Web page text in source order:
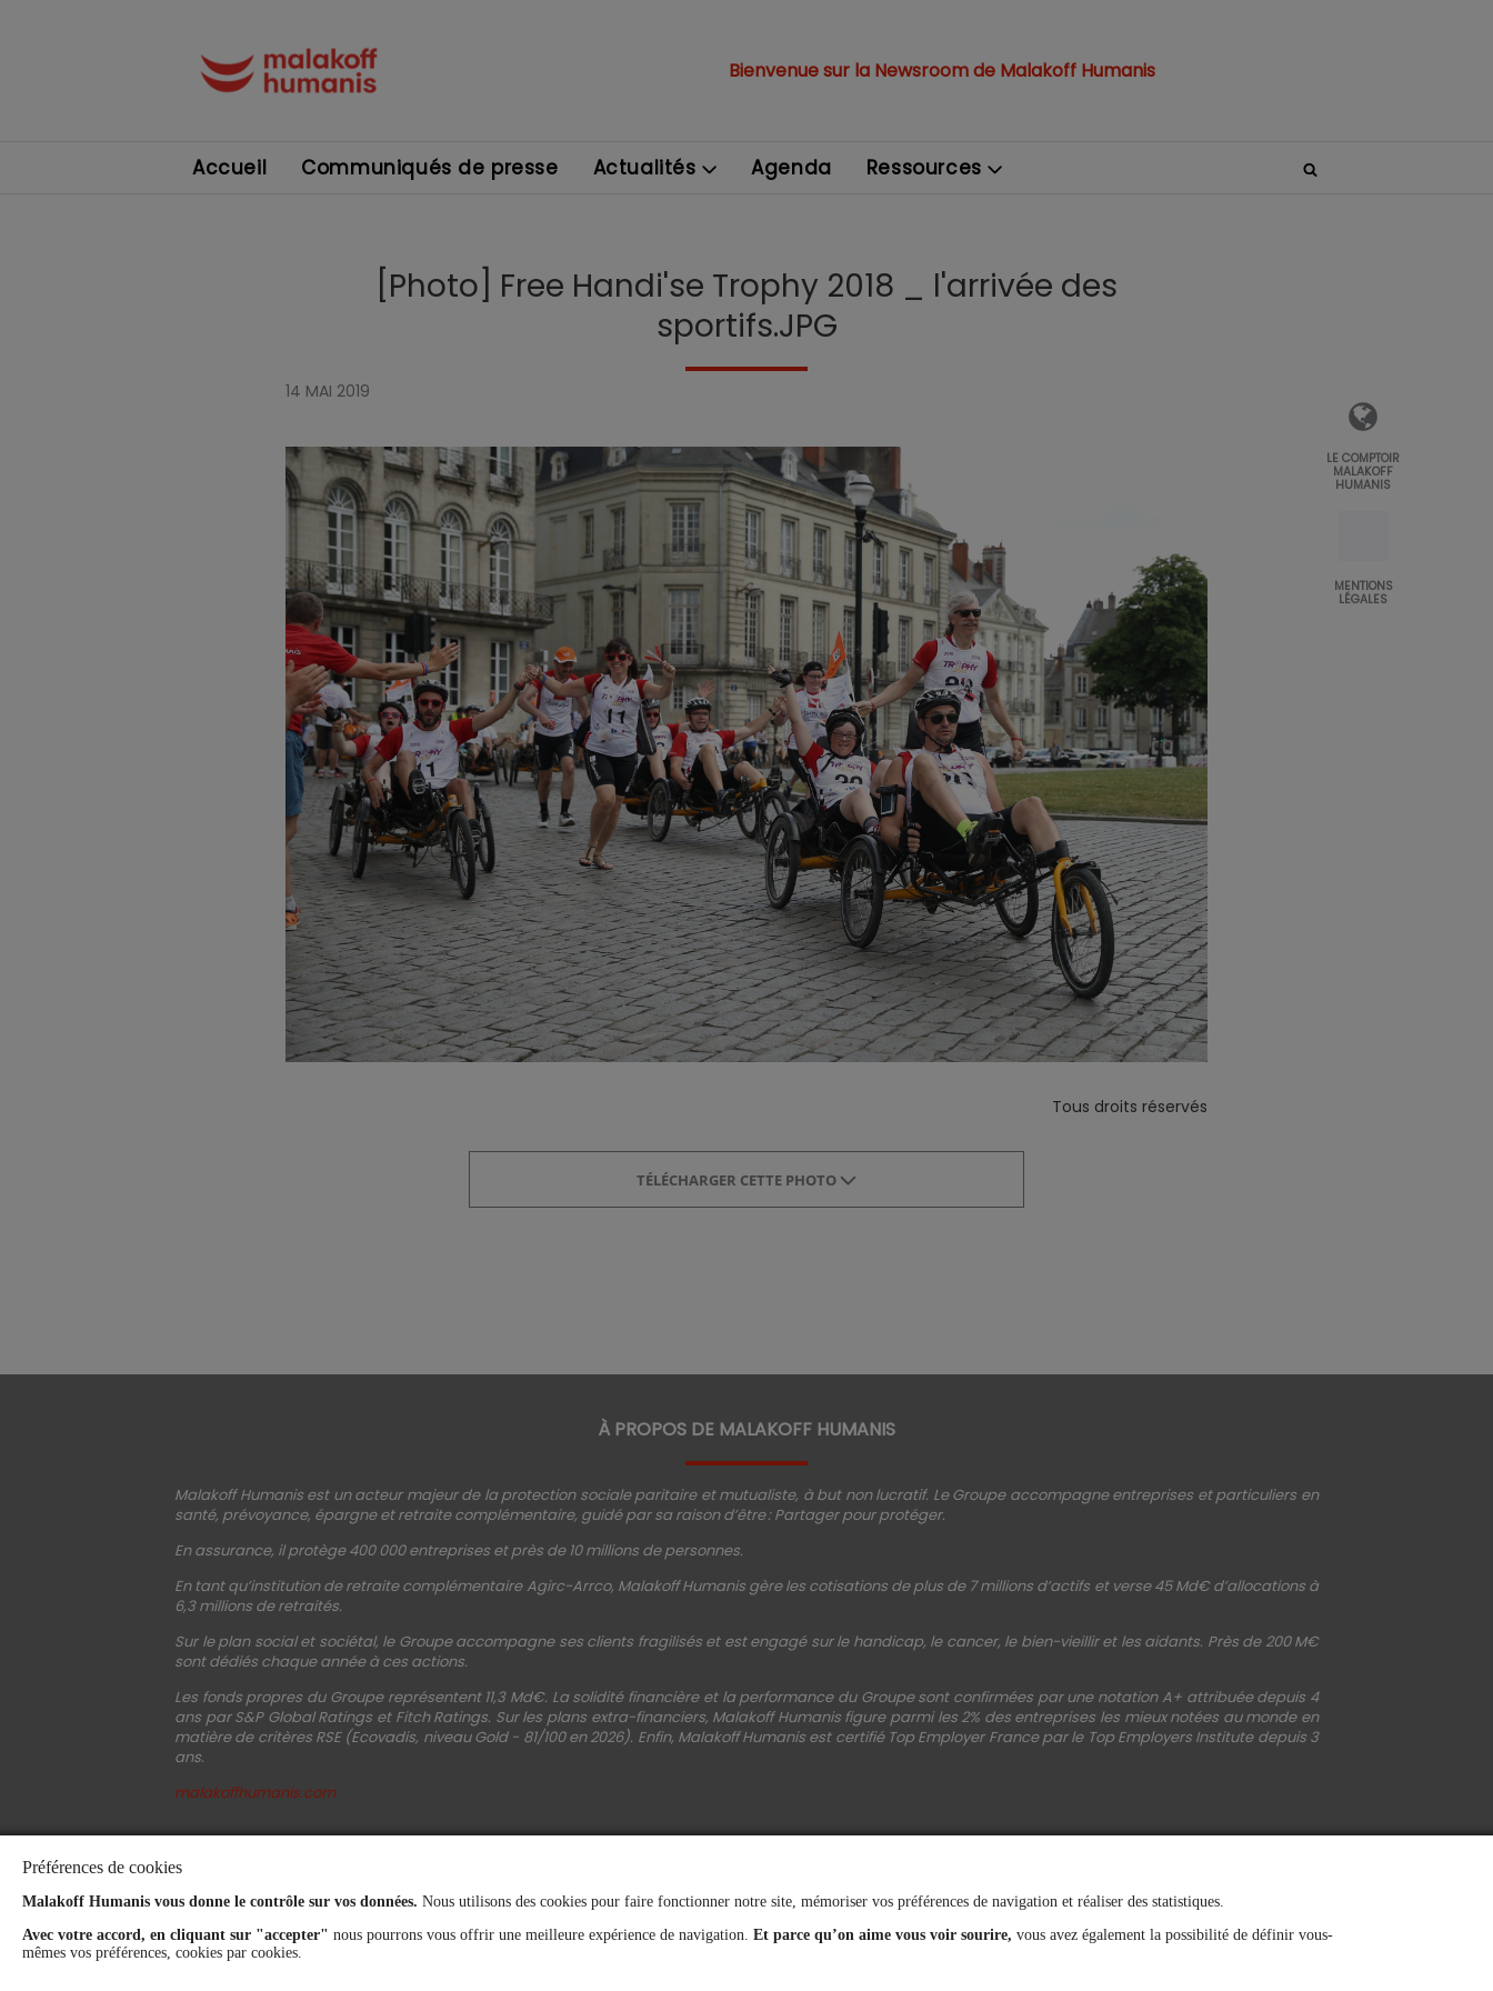
Bienvenue sur la Newsroom de Malakoff Humanis
Accueil Communiqués de presse Actualités Agenda Ressources
[Photo] Free Handi'se Trophy 2018 _ l'arrivée des
sportifs.JPG
14 MAI 2019
LE COMPTOIR
MALAKOFF
HUMANIS
MENTIONS
LÉGALES
Tous droits réservés
TÉLÉCHARGER CETTE PHOTO
À PROPOS DE MALAKOFF HUMANIS
Malakoff Humanis est un acteur majeur de la protection sociale paritaire et mutualiste, à but non lucratif. Le Groupe accompagne entreprises et particuliers en
santé, prévoyance, épargne et retraite complémentaire, guidé par sa raison d’être : Partager pour protéger.
En assurance, il protège 400 000 entreprises et près de 10 millions de personnes.
En tant qu’institution de retraite complémentaire Agirc-Arrco, Malakoff Humanis gère les cotisations de plus de 7 millions d’actifs et verse 45 Md€ d’allocations à
6,3 millions de retraités.
Sur le plan social et sociétal, le Groupe accompagne ses clients fragilisés et est engagé sur le handicap, le cancer, le bien-vieillir et les aidants. Près de 200 M€
sont dédiés chaque année à ces actions.
Les fonds propres du Groupe représentent 11,3 Md€. La solidité financière et la performance du Groupe sont confirmées par une notation A+ attribuée depuis 4
ans par S&P Global Ratings et Fitch Ratings. Sur les plans extra-financiers, Malakoff Humanis figure parmi les 2% des entreprises les mieux notées au monde en
matière de critères RSE (Ecovadis, niveau Gold - 81/100 en 2026). Enfin, Malakoff Humanis est certifié Top Employer France par le Top Employers Institute depuis 3
ans.
malakoffhumanis.com
Préférences de cookies
Malakoff Humanis vous donne le contrôle sur vos données. Nous utilisons des cookies pour faire fonctionner notre site, mémoriser vos préférences de navigation et réaliser des statistiques.
Avec votre accord, en cliquant sur "accepter" nous pourrons vous offrir une meilleure expérience de navigation. Et parce qu’on aime vous voir sourire, vous avez également la possibilité de définir vous-
mêmes vos préférences, cookies par cookies.